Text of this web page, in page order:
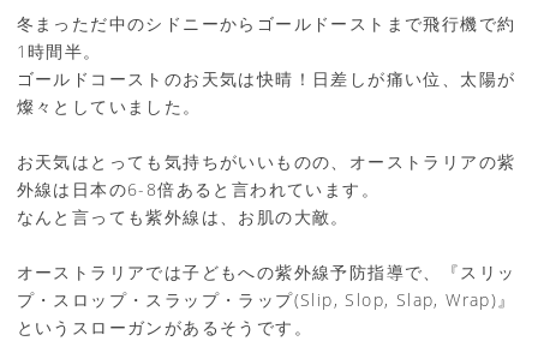
冬まっただ中のシドニーからゴールドーストまで飛行機で約
1時間半。
ゴールドコーストのお天気は快晴！日差しが痛い位、太陽が
燦々としていました。
お天気はとっても気持ちがいいものの、オーストラリアの紫
外線は日本の6-8倍あると言われています。
なんと言っても紫外線は、お肌の大敵。
オーストラリアでは子どもへの紫外線予防指導で、『スリッ
プ・スロップ・スラップ・ラップ(Slip, Slop, Slap, Wrap)』
というスローガンがあるそうです。